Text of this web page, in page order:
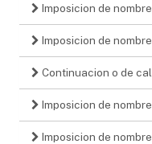
Imposicion de
Imposicion de
Continuacion o de
Imposicion de
Imposicion de